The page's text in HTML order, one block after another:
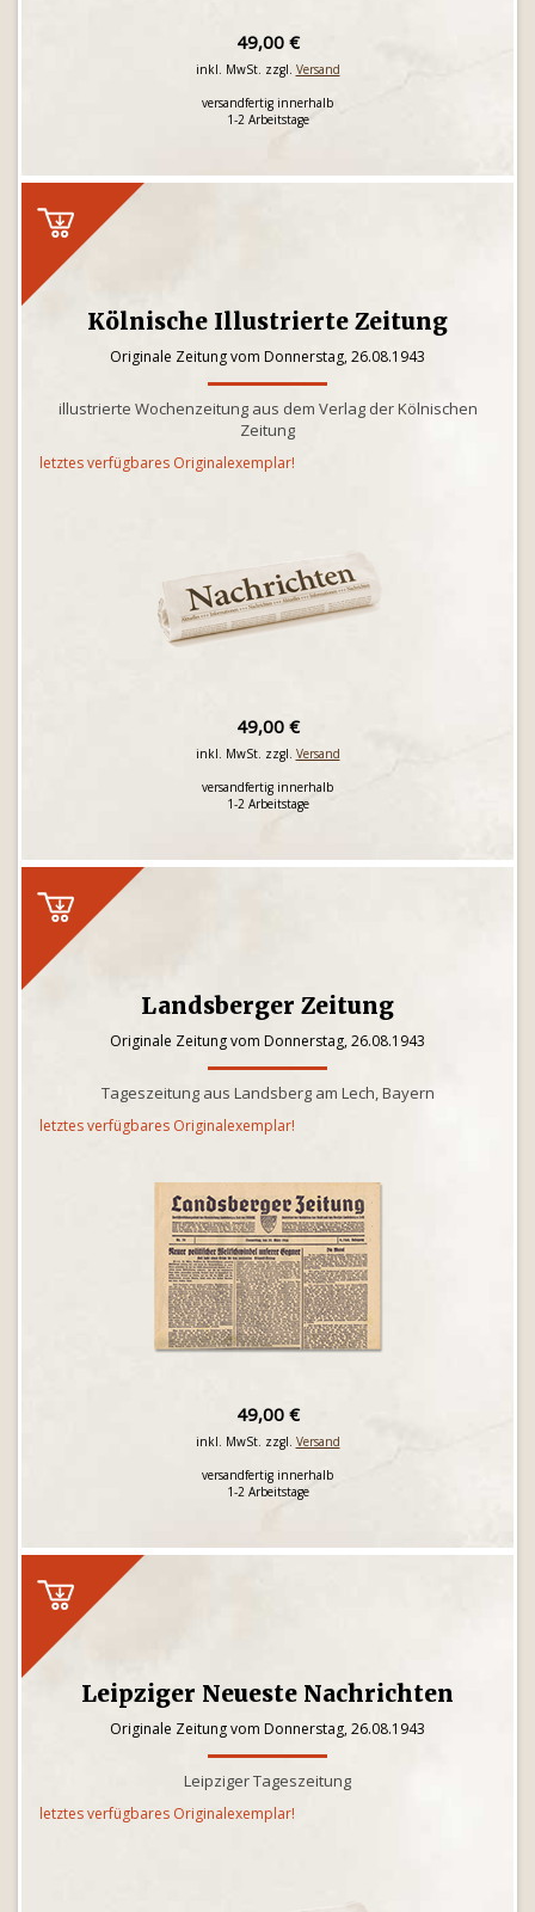
49,00 €
inkl. MwSt. zzgl. Versand
versandfertig innerhalb
1-2 Arbeitstage
Kölnische Illustrierte Zeitung
Originale Zeitung vom Donnerstag, 26.08.1943
illustrierte Wochenzeitung aus dem Verlag der Kölnischen
Zeitung
letztes verfügbares Originalexemplar!
49,00 €
inkl. MwSt. zzgl. Versand
versandfertig innerhalb
1-2 Arbeitstage
Landsberger Zeitung
Originale Zeitung vom Donnerstag, 26.08.1943
Tageszeitung aus Landsberg am Lech, Bayern
letztes verfügbares Originalexemplar!
49,00 €
inkl. MwSt. zzgl. Versand
versandfertig innerhalb
1-2 Arbeitstage
Leipziger Neueste Nachrichten
Originale Zeitung vom Donnerstag, 26.08.1943
Leipziger Tageszeitung
letztes verfügbares Originalexemplar!